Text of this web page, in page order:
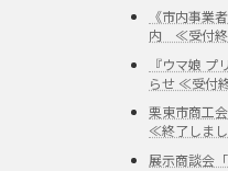
《市内事業
内 ≪受付終
『ウマ娘
らせ ≪受付
栗東市商工
≪終了しま
展示商談会